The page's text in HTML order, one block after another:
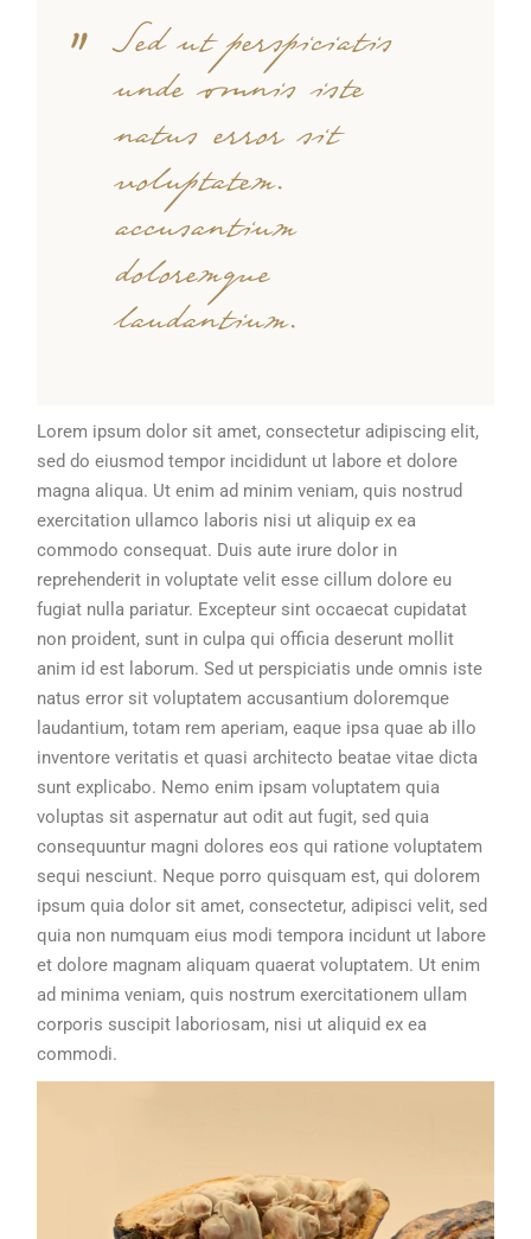
Sed ut perspiciatis
unde omnis iste
natus error sit
voluptatem.
accusantium
doloremque
laudantium.
Lorem ipsum dolor sit amet, consectetur adipiscing elit,
sed do eiusmod tempor incididunt ut labore et dolore
magna aliqua. Ut enim ad minim veniam, quis nostrud
exercitation ullamco laboris nisi ut aliquip ex ea
commodo consequat. Duis aute irure dolor in
reprehenderit in voluptate velit esse cillum dolore eu
fugiat nulla pariatur. Excepteur sint occaecat cupidatat
non proident, sunt in culpa qui officia deserunt mollit
anim id est laborum. Sed ut perspiciatis unde omnis iste
natus error sit voluptatem accusantium doloremque
laudantium, totam rem aperiam, eaque ipsa quae ab illo
inventore veritatis et quasi architecto beatae vitae dicta
sunt explicabo. Nemo enim ipsam voluptatem quia
voluptas sit aspernatur aut odit aut fugit, sed quia
consequuntur magni dolores eos qui ratione voluptatem
sequi nesciunt. Neque porro quisquam est, qui dolorem
ipsum quia dolor sit amet, consectetur, adipisci velit, sed
quia non numquam eius modi tempora incidunt ut labore
et dolore magnam aliquam quaerat voluptatem. Ut enim
ad minima veniam, quis nostrum exercitationem ullam
corporis suscipit laboriosam, nisi ut aliquid ex ea
commodi.